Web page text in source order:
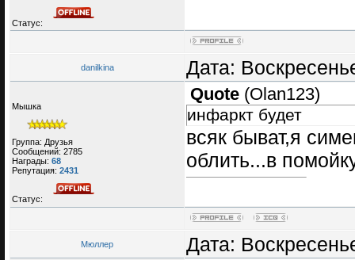
Статус:
danilkina Дата:
Мышка
Группа: Друзья
Сообщений: 2785
Награды: 68
Репутация: 2431
Статус:
Quote (Olan123)
инфаркт будет
всяк быват,я
облить...в
Мюллер Дата: